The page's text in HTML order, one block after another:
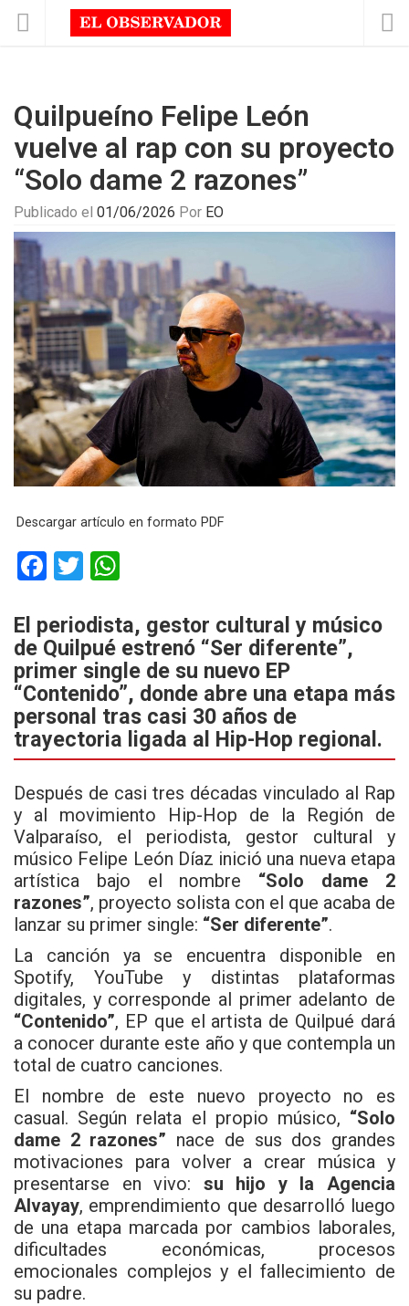
Quilpueíno Felipe León
vuelve al rap con su proyecto
“Solo dame 2 razones”
Publicado el 01/06/2026 Por EO
Descargar artículo en formato PDF
F
ce
b
o
o
k
T
tt
er
at
s
A
p
p
El periodista, gestor cultural y músico
de Quilpué estrenó “Ser diferente”,
primer single de su nuevo EP
“Contenido”, donde abre una etapa más
personal tras casi 30 años de
trayectoria ligada al Hip-Hop regional.
Después de casi tres décadas vinculado al Rap
y al movimiento Hip-Hop de la Región de
Valparaíso, el periodista, gestor cultural y
músico Felipe León Díaz inició una nueva etapa
artística bajo el nombre “Solo dame 2
razones”, proyecto solista con el que acaba de
lanzar su primer single: “Ser diferente”.
La canción ya se encuentra disponible en
Spotify, YouTube y distintas plataformas
digitales, y corresponde al primer adelanto de
“Contenido”, EP que el artista de Quilpué dará
a conocer durante este año y que contempla un
total de cuatro canciones.
El nombre de este nuevo proyecto no es
casual. Según relata el propio músico, “Solo
dame 2 razones” nace de sus dos grandes
motivaciones para volver a crear música y
presentarse en vivo: su hijo y la Agencia
Alvayay, emprendimiento que desarrolló luego
de una etapa marcada por cambios laborales,
dificultades económicas, procesos
emocionales complejos y el fallecimiento de
su padre.